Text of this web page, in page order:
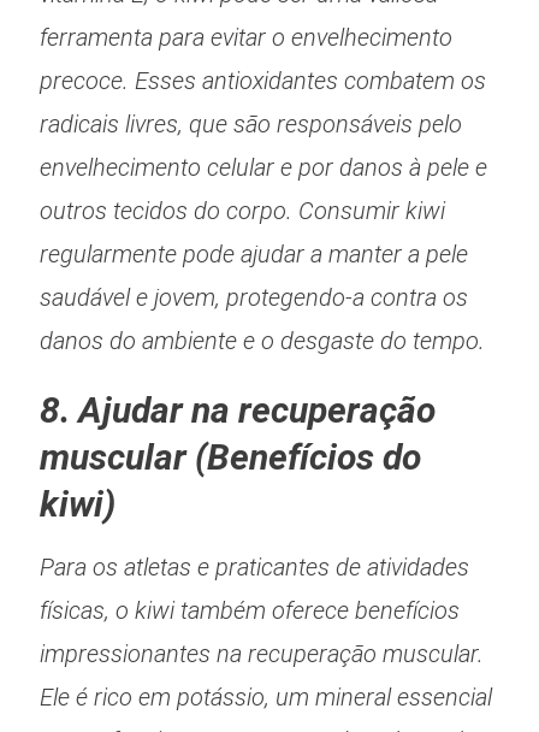
ferramenta para evitar o envelhecimento
precoce. Esses antioxidantes combatem os
radicais livres, que são responsáveis pelo
envelhecimento celular e por danos à pele e
outros tecidos do corpo. Consumir kiwi
regularmente pode ajudar a manter a pele
saudável e jovem, protegendo-a contra os
danos do ambiente e o desgaste do tempo.
8. Ajudar na recuperação
muscular (Benefícios do
kiwi)
Para os atletas e praticantes de atividades
físicas, o kiwi também oferece benefícios
impressionantes na recuperação muscular.
Ele é rico em potássio, um mineral essencial